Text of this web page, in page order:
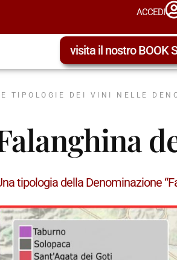
ACCEDI
visita il nostro BOOK
TIPOLOGIE DEI VINI NELLE
tipologia della Denominazione